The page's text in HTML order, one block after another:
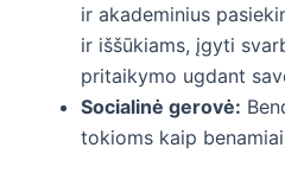
ir akademinius
ir iššūkiams, įgyti
pritaikymo ugdant
Socialinė gerovė:
tokioms kaip